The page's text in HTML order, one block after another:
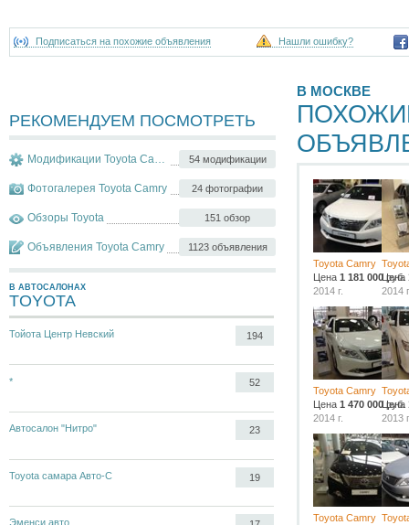
Подписаться на похожие объявления Нашли ошибку?
РЕКОМЕНДУЕМ ПОСМОТРЕТЬ
54 модификации
Модификации Toyota Camry
24 фотографии
Фотогалерея Toyota Camry
151 обзор
Обзоры Toyota
1123 объявления
Объявления Toyota Camry
В АВТОСАЛОНАХ
TOYOTA
Тойота Центр Невский 194
* 52
Автосалон "Нитро" 23
Toyota самара Авто-С 19
Эменси авто
В МОСКВЕ
Toyota Camry
Цена 1 181 000 руб.
2014 г.
Цена
2014
Toyota Camry
Цена 1 470 000 руб.
2014 г.
Цена
2013
Toyota Camry